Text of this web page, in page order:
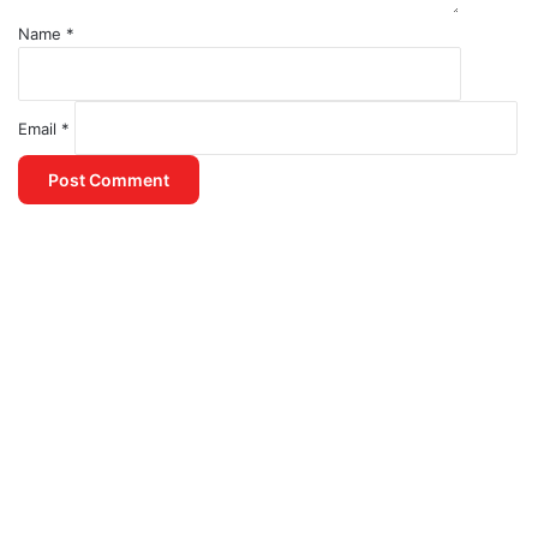
Name *
Email *